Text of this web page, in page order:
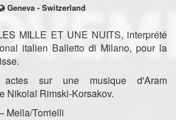
Geneva - Switzerland
MILLE ET UNE NUITS, interprété
italien Balletto di Milano, pour la
sur une musique d'Aram
Nikolaï Rimski-Korsakov.
Mella/Torrielli